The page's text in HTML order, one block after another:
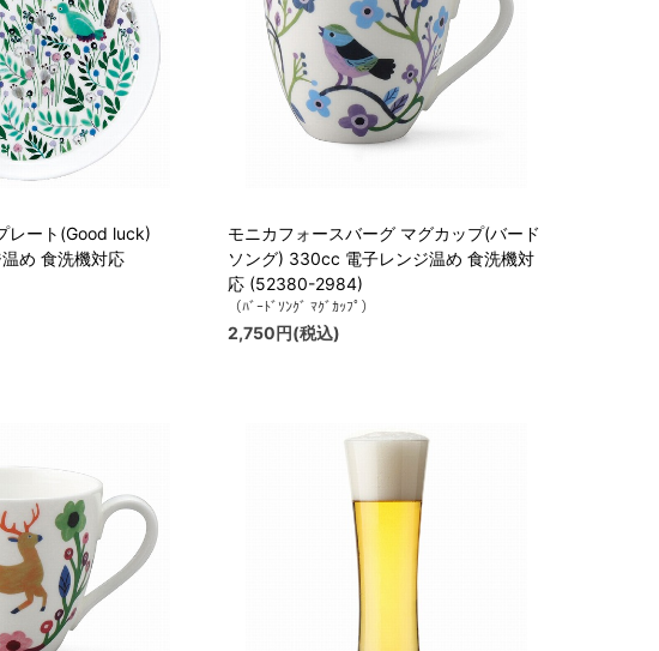
レート(Good luck)
め 食洗機対応
モニカフォースバーグ マグカップ(バード
ソング) 330cc 電子レンジ温め 食洗機対
応 (52380-2984)
（ﾊﾞｰﾄﾞｿﾝｸﾞ ﾏｸﾞｶｯﾌﾟ）
2,750円(税込)